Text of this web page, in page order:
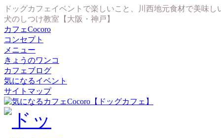
ドッグカフェイベントで楽しいこと、川西地元食材で美味
犬のしつけ教室【大阪・神戸】
カフェCocoro
コンセプト
メニュー
きょうのワンコ
カフェブログ
気になるイベント
サイトマップ